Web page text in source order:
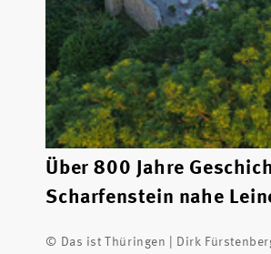
Über 800 Jahre
Scharfenstein nahe
© Das ist Thüringen | Dirk